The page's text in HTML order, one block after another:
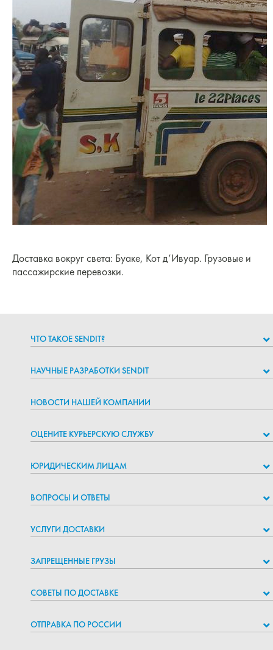
ЧТО ТАКОЕ SENDIT?
НАУЧНЫЕ РАЗРАБОТКИ SENDIT
НОВОСТИ НАШЕЙ КОМПАНИИ
ОЦЕНИТЕ КУРЬЕРСКУЮ СЛУЖБУ
ЮРИДИЧЕСКИМ ЛИЦАМ
ВОПРОСЫ И ОТВЕТЫ
УСЛУГИ ДОСТАВКИ
ЗАПРЕЩЕННЫЕ ГРУЗЫ
СОВЕТЫ ПО ДОСТАВКЕ
ОТПРАВКА ПО РОССИИ
Доставка вокруг света: Буаке, Кот д’Ивуар. Грузовые и
пассажирские перевозки.